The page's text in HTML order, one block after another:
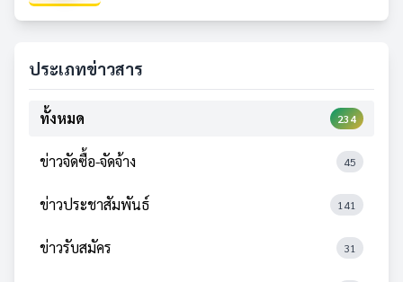
ประเภทข่าวสาร
ทั้งหมด 234
ข่าวจัดซื้อ-จัดจ้าง 45
ข่าวประชาสัมพันธ์ 141
ข่าวรับสมัคร 31